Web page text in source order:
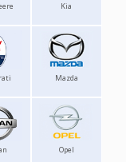
Kia
Mazda
Opel